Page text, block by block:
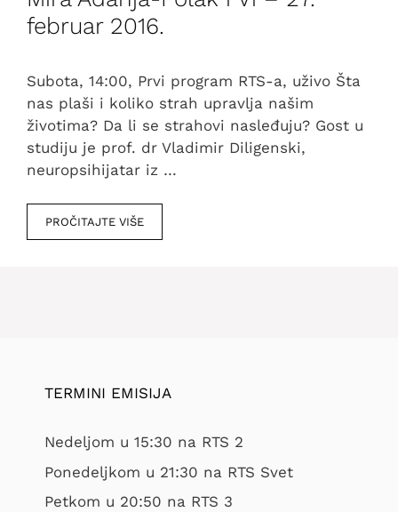
februar 2016.
Subota, 14:00, Prvi program RTS-a, uživo Šta
nas plaši i koliko strah upravlja našim
životima? Da li se strahovi nasleđuju? Gost u
studiju je prof. dr Vladimir Diligenski,
neuropsihijatar iz …
PROČITAJTE VIŠE
TERMINI EMISIJA
Nedeljom u 15:30 na RTS 2
Ponedeljkom u 21:30 na RTS Svet
Petkom u 20:50 na RTS 3